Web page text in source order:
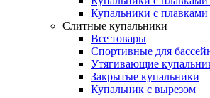
Купальники с плавками
Слитные купальники
Все товары
Спортивные для
Утягивающие
Закрытые купальники
Купальник с вырезом